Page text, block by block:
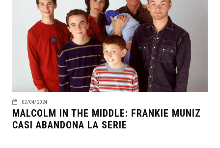
02/04/2024
MALCOLM IN THE MIDDLE: FRANKIE MUNIZ
CASI ABANDONA LA SERIE